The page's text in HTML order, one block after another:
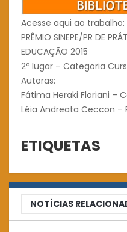
Acesse aqui ao trabalho:
PRÊMIO SINEPE/PR DE
EDUCAÇÃO 2015
2º lugar – Categoria
Autoras:
Fátima Heraki Floriani –
Léia Andreata Ceccon –
ETIQUETAS
NOTÍCIAS